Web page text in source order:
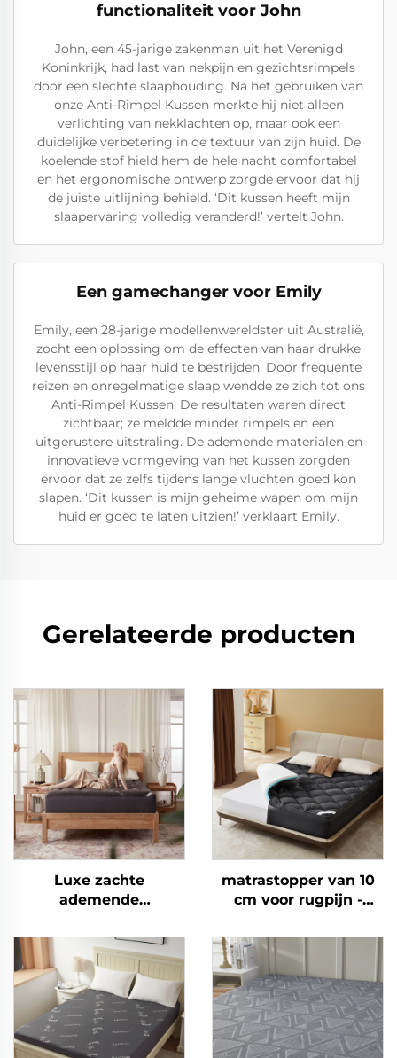
functionaliteit voor John
John, een 45-jarige zakenman uit het Verenigd
Koninkrijk, had last van nekpijn en gezichtsrimpels
door een slechte slaaphouding. Na het gebruiken van
onze Anti-Rimpel Kussen merkte hij niet alleen
verlichting van nekklachten op, maar ook een
duidelijke verbetering in de textuur van zijn huid. De
koelende stof hield hem de hele nacht comfortabel
en het ergonomische ontwerp zorgde ervoor dat hij
de juiste uitlijning behield. ‘Dit kussen heeft mijn
slaapervaring volledig veranderd!’ vertelt John.
Een gamechanger voor Emily
Emily, een 28-jarige modellenwereldster uit Australië,
zocht een oplossing om de effecten van haar drukke
levensstijl op haar huid te bestrijden. Door frequente
reizen en onregelmatige slaap wendde ze zich tot ons
Anti-Rimpel Kussen. De resultaten waren direct
zichtbaar; ze meldde minder rimpels en een
uitgerustere uitstraling. De ademende materialen en
innovatieve vormgeving van het kussen zorgden
ervoor dat ze zelfs tijdens lange vluchten goed kon
slapen. ‘Dit kussen is mijn geheime wapen om mijn
huid er goed te laten uitzien!’ verklaart Emily.
Gerelateerde producten
Luxe zachte
ademende
diepe pockets,
matrasbescherming
voor rugpijn, koelend
met bamboe-quilt
(grijs)
matrastopper van 10
cm voor rugpijn -
gemiddelde
ondersteuning (5 cm
gel-traagschuim + 5
cm verkoelende,
zachte kussenvulling),
ademend en